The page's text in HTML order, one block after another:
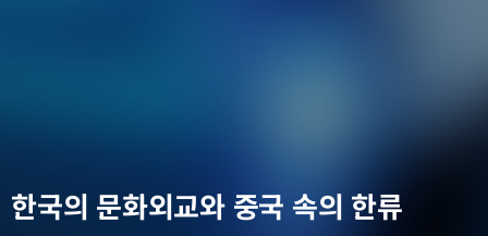
한국의 문화외교와 중국 속의 한류